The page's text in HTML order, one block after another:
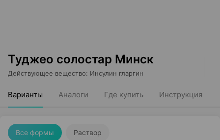
Туджео солостар Минск
Действующее вещество: Инсулин гларгин
Варианты Аналоги Где купить Инструкция
Все формы Раствор